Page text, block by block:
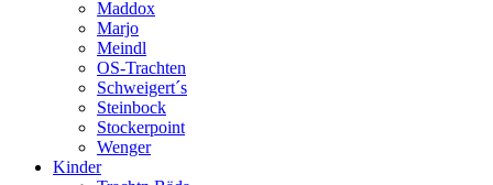
Maddox
Marjo
Meindl
OS-Trachten
Schweigert´s
Steinbock
Stockerpoint
Wenger
Kinder